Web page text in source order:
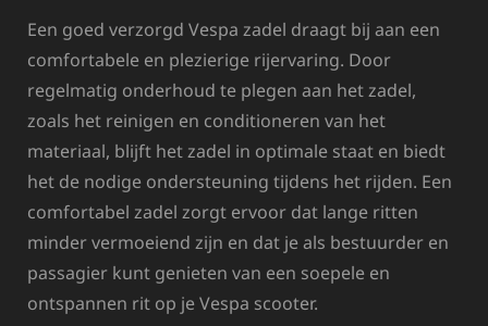
Een goed verzorgd Vespa zadel draagt bij aan een
comfortabele en plezierige rijervaring. Door
regelmatig onderhoud te plegen aan het zadel,
zoals het reinigen en conditioneren van het
materiaal, blijft het zadel in optimale staat en biedt
het de nodige ondersteuning tijdens het rijden. Een
comfortabel zadel zorgt ervoor dat lange ritten
minder vermoeiend zijn en dat je als bestuurder en
passagier kunt genieten van een soepele en
ontspannen rit op je Vespa scooter.